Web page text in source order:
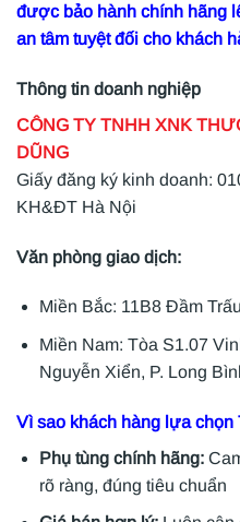
được bảo hành chính hãng
an tâm tuyệt đối cho khách
Thông tin doanh nghiệp
CÔNG TY TNHH XNK
DŨNG
Giấy đăng ký kinh doanh:
KH&ĐT Hà Nội
Văn phòng giao dịch:
Miền Bắc: 11B8 Đầm
Miền Nam: Tòa S1.07
Nguyễn Xiển, P. Long
Vì sao khách hàng lựa chọn
Phụ tùng chính hãng:
rõ ràng, đúng tiêu chuẩn